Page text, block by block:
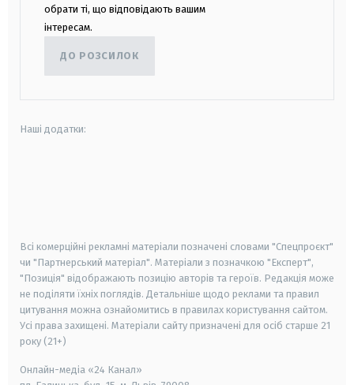
обрати ті, що відповідають вашим
інтересам.
ДО РОЗСИЛОК
Наші додатки:
Всі комерційні рекламні матеріали позначені словами "Спецпроєкт"
чи "Партнерський матеріал". Матеріали з позначкою "Експерт",
"Позиція" відображають позицію авторів та героїв. Редакція може
не поділяти їхніх поглядів. Детальніше щодо реклами та правил
цитування можна ознайомитись в правилах користування сайтом.
Усі права захищені. Матеріали сайту призначені для осіб старше 21
року (21+)
Онлайн-медіа «24 Канал»